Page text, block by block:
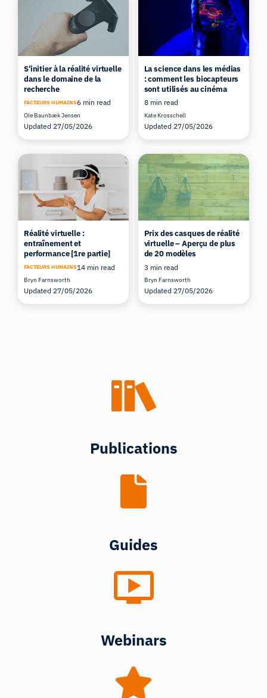
S'initier à la réalité virtuelle
dans le domaine de la
recherche
FACTEURS HUMAINS6 min read
Ole Baunbæk Jensen
Updated 27/05/2026
La science dans les médias
: comment les biocapteurs
sont utilisés au cinéma
8 min read
Kate Krosschell
Updated 27/05/2026
Réalité virtuelle :
entraînement et
performance [1re partie]
FACTEURS HUMAINS14 min read
Bryn Farnsworth
Updated 27/05/2026
Prix des casques de réalité
virtuelle – Aperçu de plus
de 20 modèles
3 min read
Bryn Farnsworth
Updated 27/05/2026
Publications
Guides
Webinars